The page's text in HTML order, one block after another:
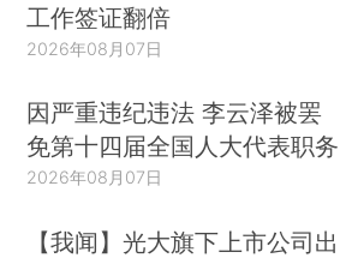
工作签证翻倍
2026年08月07日
因严重违纪违法 李云泽被罢
免第十四届全国人大代表职务
2026年08月07日
【我闻】光大旗下上市公司出